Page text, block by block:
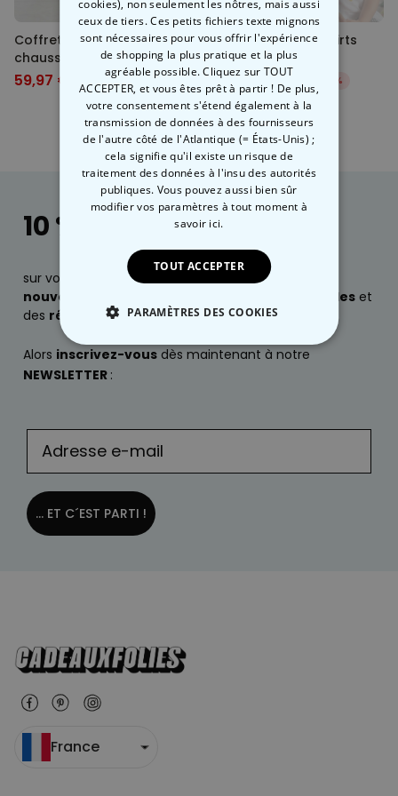
Coffret cadeau
chaussettes lot de 4 avec
visage
59,97 € 79,96 €
Coffret cadeau t-shirts
avec dessin d’enfant
38,23 € 44,98 € -15%
10 % de réduction
sur votre prochaine commande, des infos sur nos
nouveautés
idées cadeaux géniales et
des réductions exclusives?
Alors inscrivez-vous dès maintenant à notre
NEWSLETTER :
... ET C´EST PARTI !
France
cookies), non seulement les nôtres, mais aussi
ceux de tiers. Ces petits fichiers texte mignons
sont nécessaires pour vous offrir l'expérience
de shopping la plus pratique et la plus
agréable possible. Cliquez sur TOUT
ACCEPTER, et vous êtes prêt à partir ! De plus,
votre consentement s'étend également à la
transmission de données à des fournisseurs
de l'autre côté de l'Atlantique (= États-Unis) ;
cela signifie qu'il existe un risque de
traitement des données à l'insu des autorités
publiques. Vous pouvez aussi bien sûr
modifier vos paramètres à tout moment à
savoir ici.
TOUT ACCEPTER
PARAMÈTRES DES COOKIES
STRICTEMENT NÉCESSAIRE
NON CLASSÉ